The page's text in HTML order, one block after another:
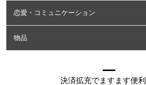
恋愛・コミュニケーション
物品
決済拡充でますます便